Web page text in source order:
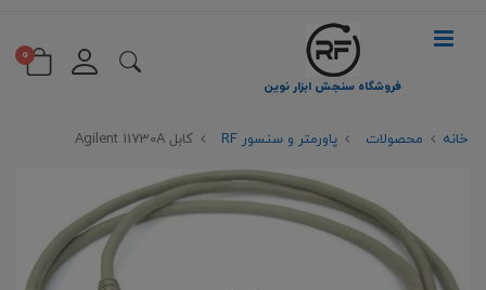
فروشگاه سنجش ابزار نوین
0
خانه محصولات پاورمتر و سنسور RF کابل Agilent 11730A